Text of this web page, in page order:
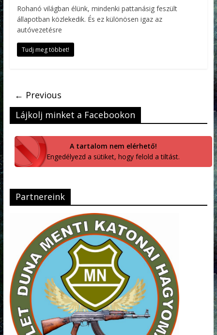
Rohanó világban élünk, mindenki pattanásig feszült
állapotban közlekedik. És ez különösen igaz az
autóvezetésre
Tudj meg többet!
← Previous
Lájkolj minket a Facebookon
A tartalom nem elérhető!
Engedélyezd a sütiket, hogy felold a tiltást.
Partnereink